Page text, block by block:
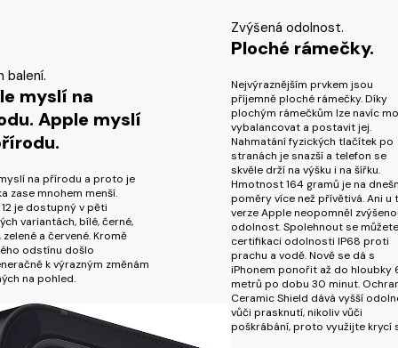
balení.
myslí na
Apple myslí
na přírodu a proto je
zase mnohem menší.
je dostupný v pěti
variantách, bílé, černé,
a červené. Kromě
odstínu došlo
k výrazným změnám
na pohled.
Zvýšená odolnost.
Ploché rámečky.
Nejvýraznějším prvkem jsou
příjemně ploché rámečky. Díky
plochým rámečkům lze navíc
vybalancovat a postavit jej.
Nahmatání fyzických tlačítek po
stranách je snazší a telefon se
skvěle drží na výšku i na šířku.
Hmotnost 164 gramů je na
poměry více než přívětivá. Ani u
verze Apple neopomněl
odolnost. Spolehnout se
certifikaci odolnosti IP68 proti
prachu a vodě. Nově se dá s
iPhonem ponořit až do hloubky
metrů po dobu 30 minut.
Ceramic Shield dává vyšší
vůči prasknutí, nikoliv vůči
poškrábání, proto využijte krycí